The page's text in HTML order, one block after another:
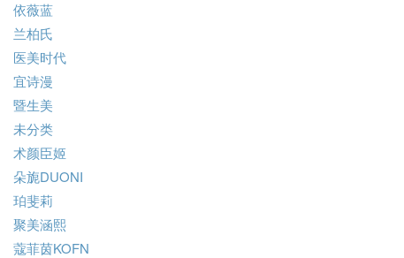
依薇蓝
兰柏氏
医美时代
宜诗漫
暨生美
未分类
术颜臣姬
朵旎DUONI
珀斐莉
聚美涵熙
蔻菲茵KOFN